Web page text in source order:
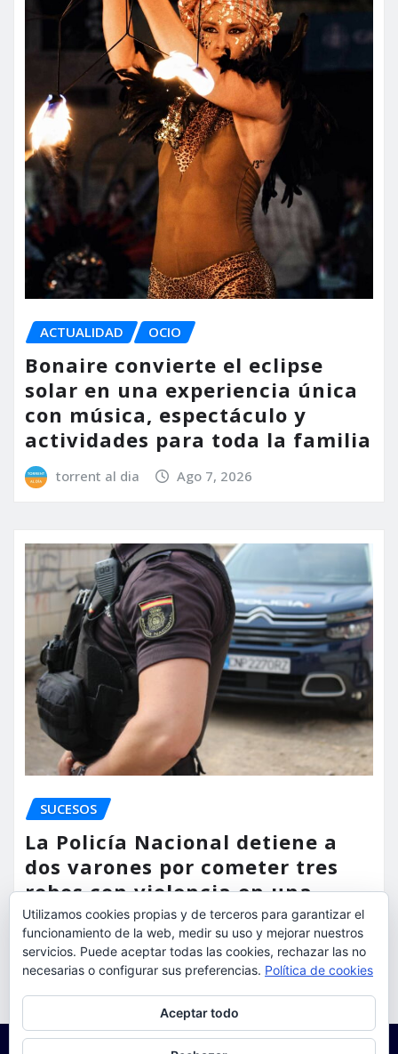
ACTUALIDAD OCIO
Bonaire convierte el eclipse
solar en una experiencia única
con música, espectáculo y
actividades para toda la familia
torrent al dia Ago 7, 2026
SUCESOS
La Policía Nacional detiene a
dos varones por cometer tres
robos con violencia en una
misma mañana
torrent al dia Ago 7, 2026
Utilizamos cookies propias y de terceros para garantizar el
funcionamiento de la web, medir su uso y mejorar nuestros
servicios. Puede aceptar todas las cookies, rechazar las no
necesarias o configurar sus preferencias. Política de cookies
Aceptar todo
Para obtener más información, incluido cómo gestionar las cookies,